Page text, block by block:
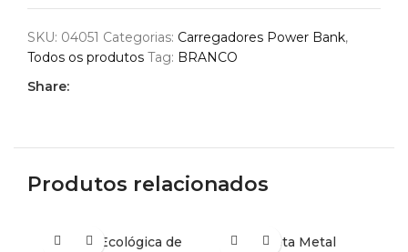
SKU: 04051 Categorias: Carregadores Power Bank,
Todos os produtos Tag: BRANCO
Share:
Produtos relacionados
Caneta Ecológica de
Caneta Metal